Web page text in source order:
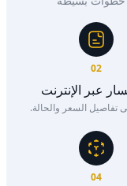
02
عبر الإنترنت
تفاصيل السعر والحالة.
04